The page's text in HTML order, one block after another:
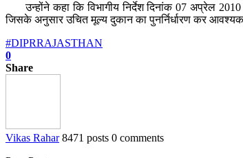
उन्होंने कहा कि विभागीय निर्देश दिनांक 07 अप्रेल 2010
जिसके अनुसार उचित मूल्‍य दुकान का पुनर्निर्धारण कर
#DIPRRAJASTHAN
0
Share
Vikas Rahar 8471 posts 0 comments